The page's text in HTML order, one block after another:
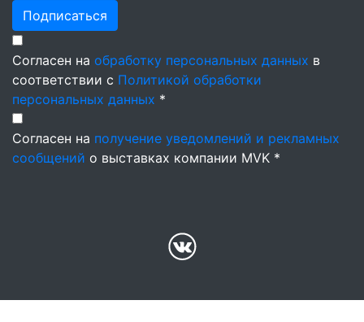
Подписаться
Согласен на обработку персональных данных в
соответствии с Политикой обработки
персональных данных *
Согласен на получение уведомлений и рекламных
сообщений о выставках компании MVK *